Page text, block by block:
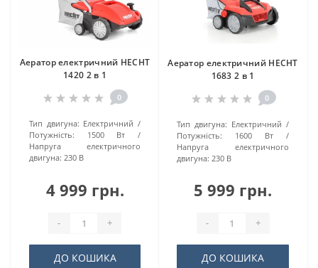
Аератор електричний HECHT
1420 2 в 1
0
Тип двигуна: Електричний
Потужність:
1500 Вт
Напруга електричного
двигуна: 230 В
4 999 грн.
- +
ДО КОШИКА
Аератор електричний HECHT
1683 2 в 1
0
Тип двигуна: Електричний
Потужність:
1600 Вт
Напруга електричного
двигуна: 230 В
5 999 грн.
- +
ДО КОШИКА